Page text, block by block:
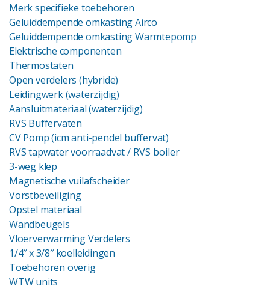
Merk specifieke toebehoren
Geluiddempende omkasting Airco
Geluiddempende omkasting Warmtepomp
Elektrische componenten
Thermostaten
Open verdelers (hybride)
Leidingwerk (waterzijdig)
Aansluitmateriaal (waterzijdig)
RVS Buffervaten
CV Pomp (icm anti-pendel buffervat)
RVS tapwater voorraadvat/ RVS boiler
3-weg klep
Magnetische vuilafscheider
Vorstbeveiliging
Opstel materiaal
Wandbeugels
Vloerverwarming Verdelers
1/4″ x 3/8″ koelleidingen
Toebehoren overig
WTW units